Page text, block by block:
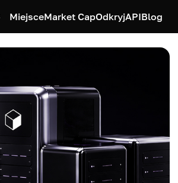
MiejsceMarket CapOdkryjAPIBlog